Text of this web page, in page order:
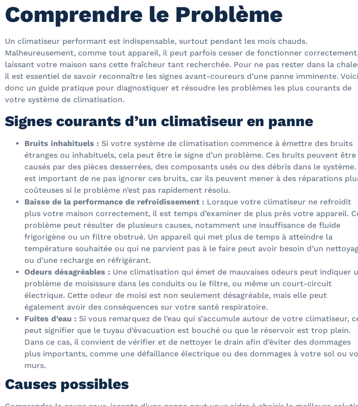
Comprendre le Problème
Un climatiseur performant est indispensable, surtout pendant les mois chauds.
Malheureusement, comme tout appareil, il peut parfois cesser de fonctionner
laissant votre maison sans cette fraîcheur tant recherchée. Pour ne pas rester dans la
il est essentiel de savoir reconnaître les signes avant-coureurs d’une panne imminente. Voici
donc un guide pratique pour diagnostiquer et résoudre les problèmes les plus courants de
votre système de climatisation.
Signes courants d’un climatiseur en panne
Bruits inhabituels : Si votre système de climatisation commence à émettre des bruits
étranges ou inhabituels, cela peut être le signe d’un problème. Ces bruits peuvent être
causés par des pièces desserrées, des composants usés ou des débris dans le
est important de ne pas ignorer ces bruits, car ils peuvent mener à des réparations
coûteuses si le problème n’est pas rapidement résolu.
Baisse de la performance de refroidissement : Lorsque votre climatiseur ne refroidit
plus votre maison correctement, il est temps d’examiner de plus près votre appareil.
problème peut résulter de plusieurs causes, notamment une insuffisance de fluide
frigorigène ou un filtre obstrué. Un appareil qui met plus de temps à atteindre la
température souhaitée ou qui ne parvient pas à le faire peut avoir besoin d’un
ou d’une recharge en réfrigérant.
Odeurs désagréables : Une climatisation qui émet de mauvaises odeurs peut indiquer
problème de moisissure dans les conduits ou le filtre, ou même un court-circuit
électrique. Cette odeur de moisi est non seulement désagréable, mais elle peut
également avoir des conséquences sur votre santé respiratoire.
Fuites d’eau : Si vous remarquez de l’eau qui s’accumule autour de votre climatiseur,
peut signifier que le tuyau d’évacuation est bouché ou que le réservoir est trop plein.
Dans ce cas, il convient de vérifier et de nettoyer le drain afin d’éviter des dommages
plus importants, comme une défaillance électrique ou des dommages à votre sol ou
murs.
Causes possibles